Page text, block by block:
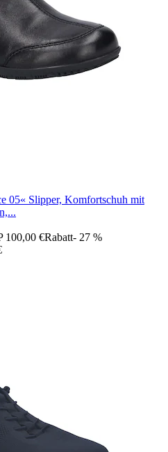
05« Slipper, Komfortschuh mit
100,00 €Rabatt- 27 %